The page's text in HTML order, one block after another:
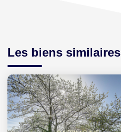
Les biens similaires